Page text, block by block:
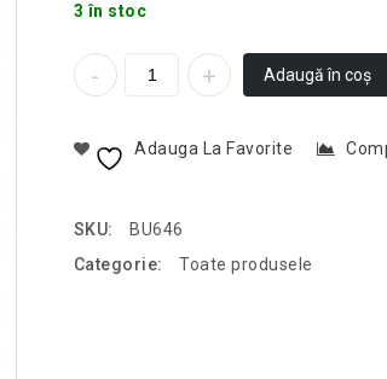
3 în stoc
Adaugă în coș
Adauga La Favorite
SKU:
BU646
Categorie:
Toate produsele